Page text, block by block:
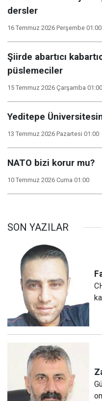
dersler
16 Temmuz 2026 Perşembe 01:00
Şiirde abartıcı
püslemeciler
15 Temmuz 2026 Çarşamba 01:00
Yeditepe
13 Temmuz 2026 Pazartesi 01:00
NATO bizi korur mu?
10 Temmuz 2026 Cuma 01:00
SON YAZILAR